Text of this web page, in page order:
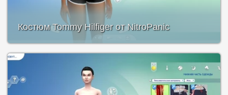
Костюм Tommy Hilfiger от NitroPanic